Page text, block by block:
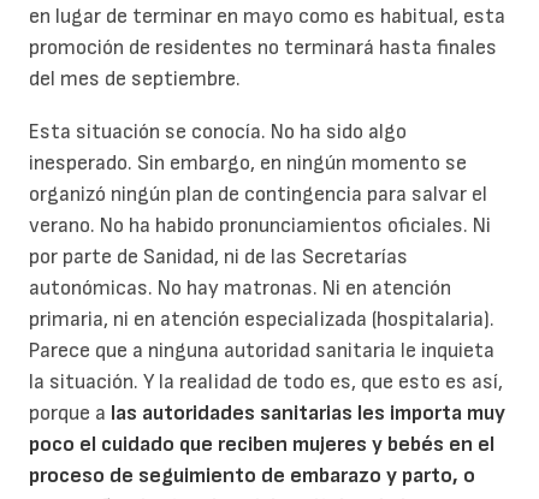
en lugar de terminar en mayo como es habitual, esta
promoción de residentes no terminará hasta finales
del mes de septiembre.
Esta situación se conocía. No ha sido algo
inesperado. Sin embargo, en ningún momento se
organizó ningún plan de contingencia para salvar el
verano. No ha habido pronunciamientos oficiales. Ni
por parte de Sanidad, ni de las Secretarías
autonómicas. No hay matronas. Ni en atención
primaria, ni en atención especializada (hospitalaria).
Parece que a ninguna autoridad sanitaria le inquieta
la situación. Y la realidad de todo es, que esto es así,
porque a las autoridades sanitarias les importa muy
poco el cuidado que reciben mujeres y bebés en el
proceso de seguimiento de embarazo y parto, o